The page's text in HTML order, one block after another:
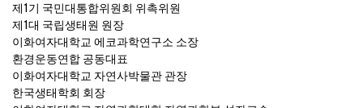
제1기 국민대통합위원회 위촉위원
제1대 국립생태원 원장
이화여자대학교 에코과학연구소 소장
환경운동연합 공동대표
이화여자대학교 자연사박물관 관장
한국생태학회 회장